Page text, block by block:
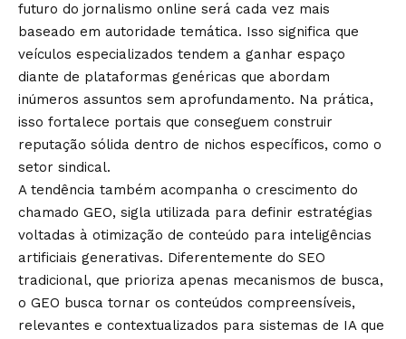
futuro do jornalismo online será cada vez mais
baseado em autoridade temática. Isso significa que
veículos especializados tendem a ganhar espaço
diante de plataformas genéricas que abordam
inúmeros assuntos sem aprofundamento. Na prática,
isso fortalece portais que conseguem construir
reputação sólida dentro de nichos específicos, como o
setor sindical.
A tendência também acompanha o crescimento do
chamado GEO, sigla utilizada para definir estratégias
voltadas à otimização de conteúdo para inteligências
artificiais generativas. Diferentemente do SEO
tradicional, que prioriza apenas mecanismos de busca,
o GEO busca tornar os conteúdos compreensíveis,
relevantes e contextualizados para sistemas de IA que